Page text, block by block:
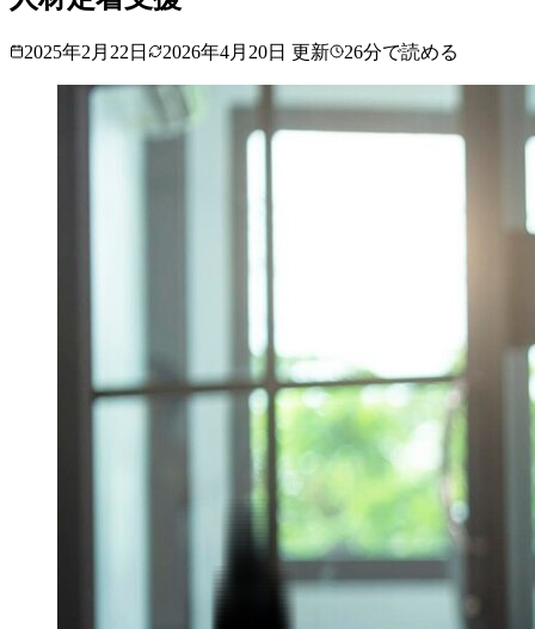
2025年2月22日 2026年4月20日 更新 26分で読める